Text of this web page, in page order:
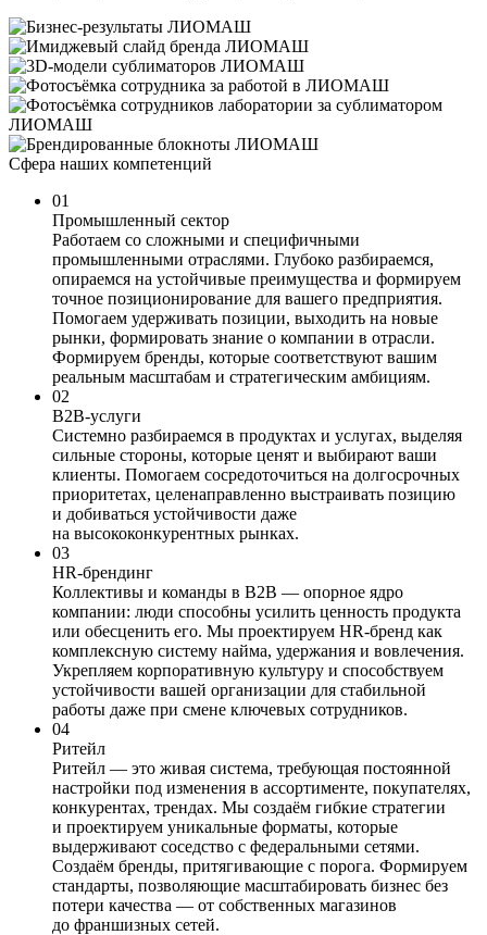
Сфера наших компетенций
01
Промышленный сектор
Работаем со сложными и специфичными
промышленными отраслями. Глубоко разбираемся,
опираемся на устойчивые преимущества и формируем
точное позиционирование для вашего предприятия.
Помогаем удерживать позиции, выходить на новые
рынки, формировать знание о компании в отрасли.
Формируем бренды, которые соответствуют вашим
реальным масштабам и стратегическим амбициям.
02
B2B-услуги
Системно разбираемся в продуктах и услугах, выделяя
сильные стороны, которые ценят и выбирают ваши
клиенты. Помогаем сосредоточиться на долгосрочных
приоритетах, целенаправленно выстраивать позицию
и добиваться устойчивости даже
на высококонкурентных рынках.
03
HR-брендинг
Коллективы и команды в В2В — опорное ядро
компании: люди способны усилить ценность продукта
или обесценить его. Мы проектируем HR-бренд как
комплексную систему найма, удержания и вовлечения.
Укрепляем корпоративную культуру и способствуем
устойчивости вашей организации для стабильной
работы даже при смене ключевых сотрудников.
04
Ритейл
Ритейл — это живая система, требующая постоянной
настройки под изменения в ассортименте, покупателях,
конкурентах, трендах. Мы создаём гибкие стратегии
и проектируем уникальные форматы, которые
выдерживают соседство с федеральными сетями.
Создаём бренды, притягивающие с порога. Формируем
стандарты, позволяющие масштабировать бизнес без
потери качества — от собственных магазинов
до франшизных сетей.